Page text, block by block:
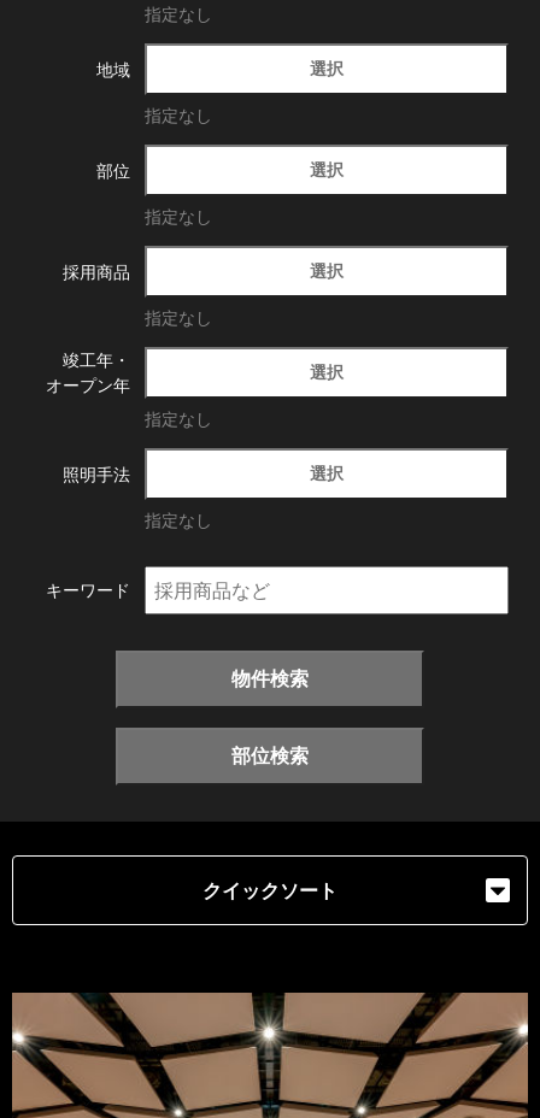
指定なし
地域 選択
指定なし
部位 選択
指定なし
採用商品 選択
指定なし
竣工年・
オープン年
選択
指定なし
照明手法 選択
指定なし
キーワード
物件検索
部位検索
クイックソート